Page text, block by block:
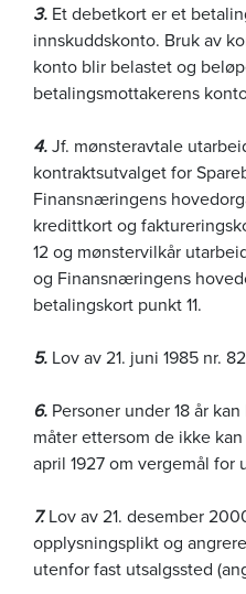
3. Et debetkort er et
innskuddskonto. Bruk av
konto blir belastet og
betalingsmottakerens
4.Jf. mønsteravtale
kontraktsutvalget for
Finansnæringens
kredittkort og
12 og mønstervilkår
og Finansnæringens
betalingskort punkt 11.
5. Lov av 21. juni 1985 nr.
6. Personer under 18 år
måter ettersom de ikke
april 1927 om vergemål for
7.Lov av 21. desember
opplysningsplikt og
utenfor fast utsalgssted